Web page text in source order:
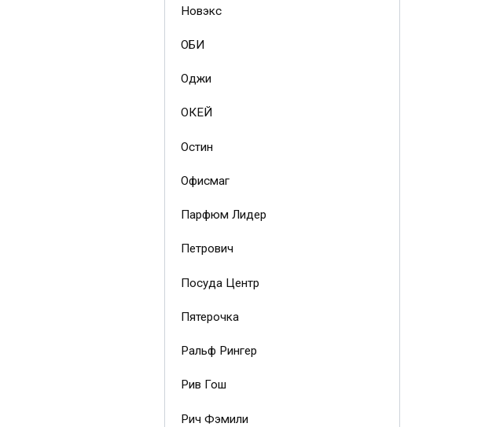
Новэкс
ОБИ
Оджи
ОКЕЙ
Остин
Офисмаг
Парфюм Лидер
Петрович
Посуда Центр
Пятерочка
Ральф Рингер
Рив Гош
Рич Фэмили